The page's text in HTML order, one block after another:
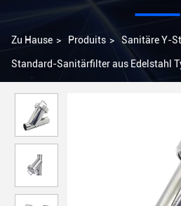
Zu Hause > Produits > Sanitäre Y-
Standard-Sanitärfilter aus Edelstahl